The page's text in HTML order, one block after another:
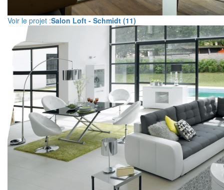
Voir le projet :Salon Loft - Schmidt (11)